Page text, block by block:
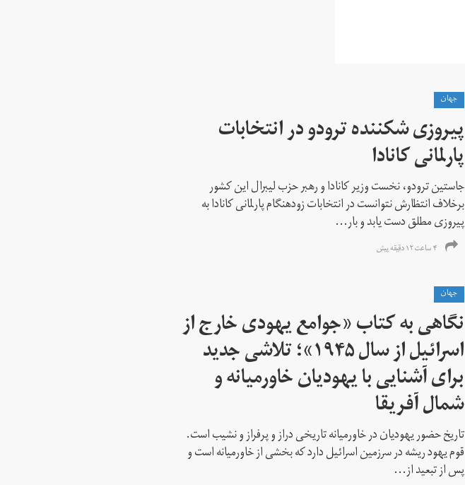
جهان
پیروزی شکننده ترودو در انتخابات
پارلمانی کانادا
جاستین ترودو، نخست وزیر کانادا و رهبر حزب لیبرال این کشور
برخلاف انتظارش نتوانست در انتخابات زود‌هنگام پارلمانی کانادا به
پیروزی مطلق دست یابد و بار...
۴ ساعت ۱۲ دقیقه پیش
جهان
نگاهی به کتاب «جوامع یهودی خارج از
اسرائیل از سال ۱۹۴۵»؛ تلاشی جدید
برای آشنایی با یهودیان خاورمیانه و
شمال آفریقا
تاریخ حضور یهودیان در خاورمیانه تاریخی دراز و پرفراز و نشیب است.
قوم یهود ریشه در سرزمین اسرائیل دارد که بخشی از خاورمیانه است و
پس از تبعید از...